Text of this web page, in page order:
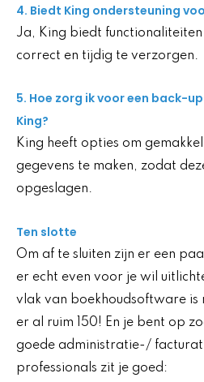
4. Biedt King ondersteuning
Ja, King biedt
correct en tijdig te verzorgen.
5. Hoe zorg ik voor een back-
King?
King heeft opties om
gegevens te maken, zodat
opgeslagen.
Ten slotte
Om af te sluiten zijn er een
er echt even voor je wil
vlak van boekhoudsoftware is
er al ruim 150! En je bent op
goede administratie-/
professionals zit je goed: